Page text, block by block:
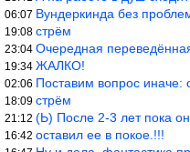
06:07 Вундеркинда без проблем
19:08 стрём
23:04 Очередная переведённая с
19:34 ЖАЛКО!
02:06 Поставим вопрос иначе:
18:09 стрём
21:12 (Ь) После 2-3 лет пока он
16:42 оставил ее в покое.!!!